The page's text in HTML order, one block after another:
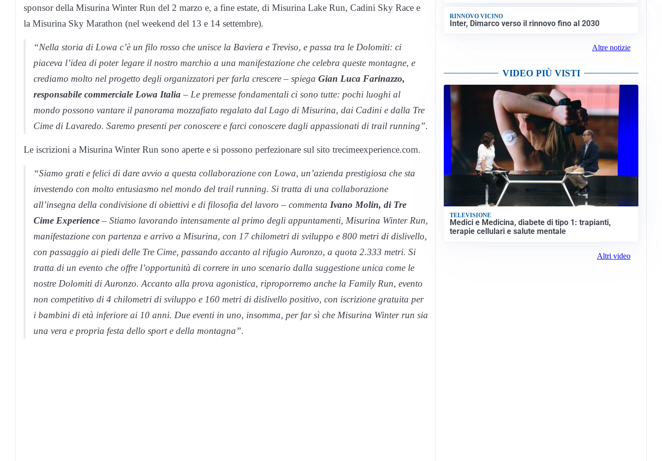
sponsor della Misurina Winter Run del 2 marzo e, a fine estate, di Misurina Lake Run, Cadini Sky Race e
la Misurina Sky Marathon (nel weekend del 13 e 14 settembre).
“Nella storia di Lowa c’è un filo rosso che unisce la Baviera e Treviso, e passa tra le Dolomiti: ci
piaceva l’idea di poter legare il nostro marchio a una manifestazione che celebra queste montagne, e
crediamo molto nel progetto degli organizzatori per farla crescere – spiega Gian Luca Farinazzo,
responsabile commerciale Lowa Italia – Le premesse fondamentali ci sono tutte: pochi luoghi al
mondo possono vantare il panorama mozzafiato regalato dal Lago di Misurina, dai Cadini e dalla Tre
Cime di Lavaredo. Saremo presenti per conoscere e farci conoscere dagli appassionati di trail running”.
Le iscrizioni a Misurina Winter Run sono aperte e si possono perfezionare sul sito trecimeexperience.com.
“Siamo grati e felici di dare avvio a questa collaborazione con Lowa, un’azienda prestigiosa che sta
investendo con molto entusiasmo nel mondo del trail running. Si tratta di una collaborazione
all’insegna della condivisione di obiettivi e di filosofia del lavoro – commenta Ivano Molin, di Tre
Cime Experience– Stiamo lavorando intensamente al primo degli appuntamenti, Misurina Winter Run,
manifestazione con partenza e arrivo a Misurina, con 17 chilometri di sviluppo e 800 metri di dislivello,
con passaggio ai piedi delle Tre Cime, passando accanto al rifugio Auronzo, a quota 2.333 metri. Si
tratta di un evento che offre l’opportunità di correre in uno scenario dalla suggestione unica come le
nostre Dolomiti di Auronzo. Accanto alla prova agonistica, riproporremo anche la Family Run, evento
non competitivo di 4 chilometri di sviluppo e 160 metri di dislivello positivo, con iscrizione gratuita per
i bambini di età inferiore ai 10 anni. Due eventi in uno, insomma, per far sì che Misurina Winter run sia
una vera e propria festa dello sport e della montagna”.
RINNOVO VICINO
Inter, Dimarco verso il rinnovo fino al 2030
Altre notizie
VIDEO PIÙ VISTI
TELEVISIONE
Medici e Medicina, diabete di tipo 1: trapianti,
terapie cellulari e salute mentale
Altri video